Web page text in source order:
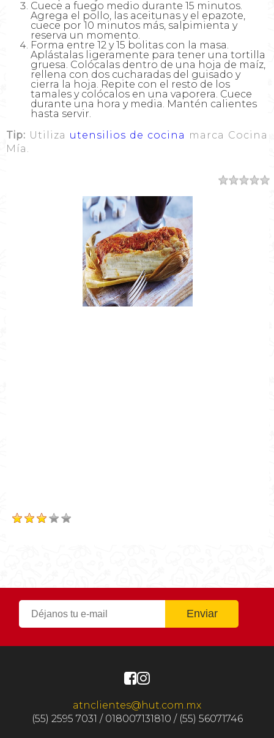
Cuece a fuego medio durante 15 minutos.
Agrega el pollo, las aceitunas y el epazote,
cuece por 10 minutos más, salpimienta y
reserva un momento.
Forma entre 12 y 15 bolitas con la masa.
Aplástalas ligeramente para tener una tortilla
gruesa. Colócalas dentro de una hoja de maíz,
rellena con dos cucharadas del guisado y
cierra la hoja. Repite con el resto de los
tamales y colócalos en una vaporera. Cuece
durante una hora y media. Mantén calientes
hasta servir.
Tip: Utiliza utensilios de cocina marca Cocina
Mía.
atnclientes@hut.com.mx
(55) 2595 7031 / 018007131810 / (55) 56071746